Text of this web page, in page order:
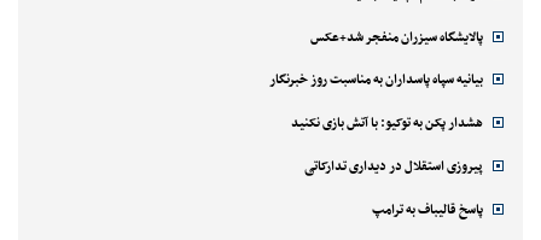
پالایشگاه سیزران منفجر شد+عکس
بیانیه سپاه پاسداران به مناسبت روز خبرنگار
هشدار پکن به توکیو: با آتش بازی نکنید
پیروزی استقلال در دیداری تدارکاتی
پاسخ قالیباف به ترامپ